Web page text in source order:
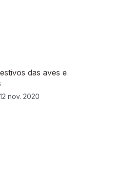
das aves e
12 nov. 2020